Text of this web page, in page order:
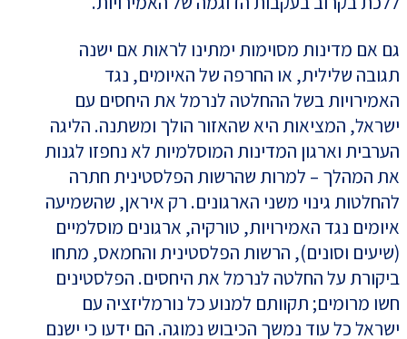
גם אם מדינות מסוימות ימתינו לראות אם ישנה
תגובה שלילית, או החרפה של האיומים, נגד
האמירויות בשל ההחלטה לנרמל את היחסים עם
ישראל, המציאות היא שהאזור הולך ומשתנה. הליגה
הערבית וארגון המדינות המוסלמיות לא נחפזו לגנות
את המהלך – למרות שהרשות הפלסטינית חתרה
להחלטות גינוי משני הארגונים. רק איראן, שהשמיעה
איומים נגד האמירויות, טורקיה, ארגונים מוסלמיים
(שיעים וסונים), הרשות הפלסטינית והחמאס, מתחו
ביקורת על החלטה לנרמל את היחסים. הפלסטינים
חשו מרומים; תקוותם למנוע כל נורמליזציה עם
ישראל כל עוד נמשך הכיבוש נמוגה. הם ידעו כי ישנם